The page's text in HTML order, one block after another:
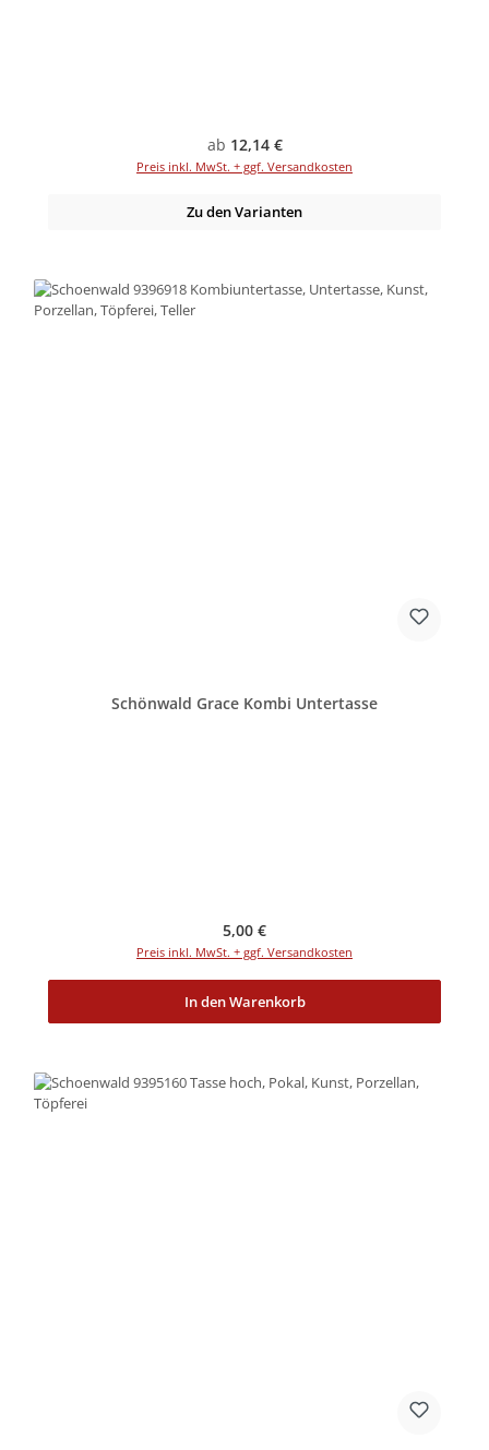
Regulärer Preis:
ab 12,14 €
Preis inkl. MwSt. + ggf. Versandkosten
Zu den Varianten
Schönwald Grace Kombi Untertasse
Regulärer Preis:
5,00 €
Preis inkl. MwSt. + ggf. Versandkosten
In den Warenkorb